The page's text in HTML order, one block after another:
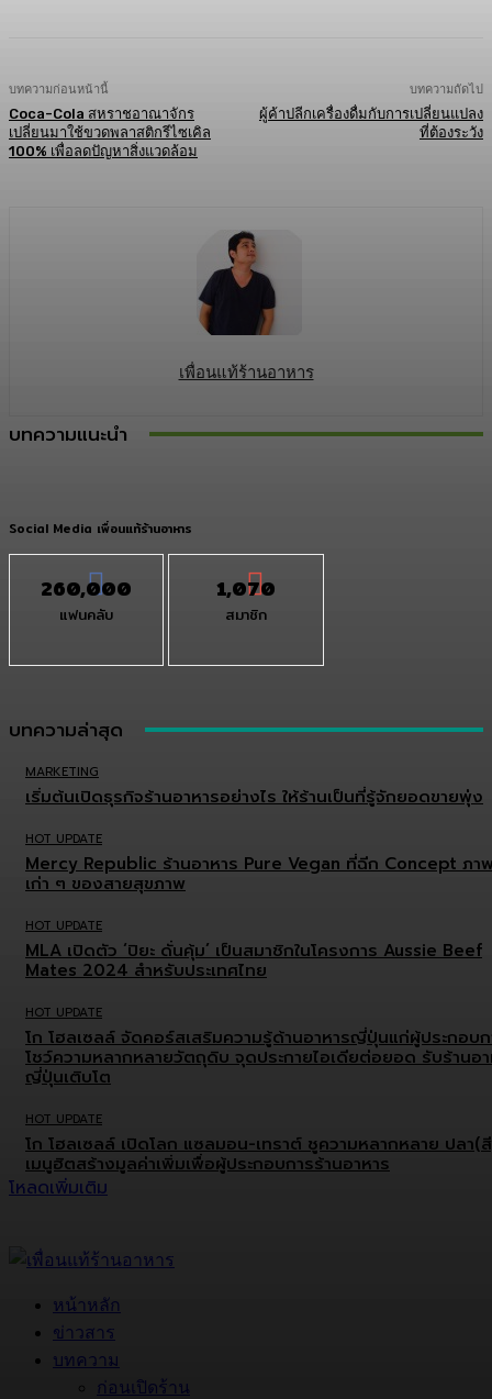
บทความก่อนหน้านี้
Coca-Cola สหราชอาณาจักร
เปลี่ยนมาใช้ขวดพลาสติกรีไซเคิล
100% เพื่อลดปัญหาสิ่งแวดล้อม
บทความถัดไป
ผู้ค้าปลีกเครื่องดื่มกับการเปลี่ยนแปลง
ที่ต้องระวัง
เพื่อนแท้ร้านอาหาร
บทความแนะนำ
Social Media เพื่อนแท้ร้านอาหาร
260,000
แฟนคลับ
1,070
สมาชิก
บทความล่าสุด
MARKETING
เริ่มต้นเปิดธุรกิจร้านอาหารอย่างไร ให้ร้านเป็นที่รู้จักยอดขายพุ่ง
HOT UPDATE
Mercy Republic ร้านอาหาร Pure Vegan ที่ฉีก Concept ภา
เก่า ๆ ของสายสุขภาพ
HOT UPDATE
MLA เปิดตัว ‘ปิยะ ดั่นคุ้ม’ เป็นสมาชิกในโครงการ Aussie Beef
Mates 2024 สำหรับประเทศไทย
HOT UPDATE
โก โฮลเซลล์ จัดคอร์สเสริมความรู้ด้านอาหารญี่ปุ่นแก่ผู้ประกอบ
โชว์ความหลากหลายวัตถุดิบ จุดประกายไอเดียต่อยอด รับร้านอ
ญี่ปุ่นเติบโต
HOT UPDATE
โก โฮลเซลล์ เปิดโลก แซลมอน-เทราต์ ชูความหลากหลาย ปลา(
เมนูฮิตสร้างมูลค่าเพิ่มเพื่อผู้ประกอบการร้านอาหาร
โหลดเพิ่มเติม
หน้าหลัก
ข่าวสาร
บทความ
ก่อนเปิดร้าน